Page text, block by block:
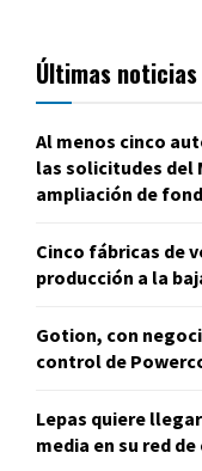
Últimas noticias
Al menos cinco
las solicitudes del
ampliación de
Cinco fábricas de
producción a la
Gotion, con
control de
Lepas quiere
media en su red